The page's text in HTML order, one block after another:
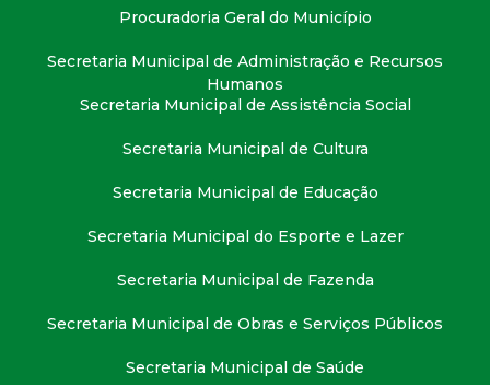
Procuradoria Geral do Município
Secretaria Municipal de Administração e Recursos
Humanos
Secretaria Municipal de Assistência Social
Secretaria Municipal de Cultura
Secretaria Municipal de Educação
Secretaria Municipal do Esporte e Lazer
Secretaria Municipal de Fazenda
Secretaria Municipal de Obras e Serviços Públicos
Secretaria Municipal de Saúde